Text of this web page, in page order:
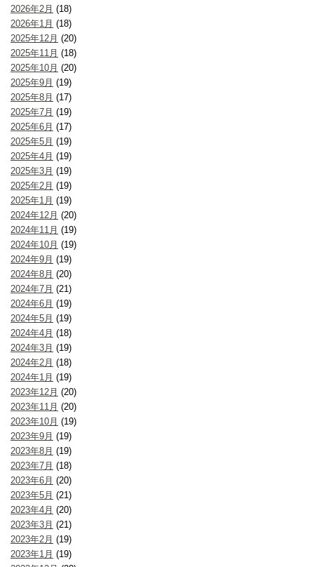
2026年2月 (18)
2026年1月 (18)
2025年12月 (20)
2025年11月 (18)
2025年10月 (20)
2025年9月 (19)
2025年8月 (17)
2025年7月 (19)
2025年6月 (17)
2025年5月 (19)
2025年4月 (19)
2025年3月 (19)
2025年2月 (19)
2025年1月 (19)
2024年12月 (20)
2024年11月 (19)
2024年10月 (19)
2024年9月 (19)
2024年8月 (20)
2024年7月 (21)
2024年6月 (19)
2024年5月 (19)
2024年4月 (18)
2024年3月 (19)
2024年2月 (18)
2024年1月 (19)
2023年12月 (20)
2023年11月 (20)
2023年10月 (19)
2023年9月 (19)
2023年8月 (19)
2023年7月 (18)
2023年6月 (20)
2023年5月 (21)
2023年4月 (20)
2023年3月 (21)
2023年2月 (19)
2023年1月 (19)